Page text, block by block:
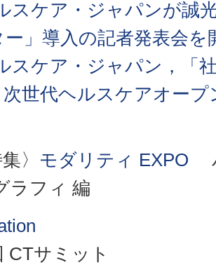
スケア・ジャパンが誠
ー」導入の記者発表会を
スケア・ジャパン，「
次世代ヘルスケアオー
〉 モダリティ EXPO
ラフィ 編
CTサミット